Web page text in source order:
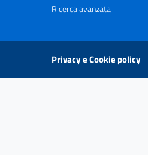
Ricerca avanzata
Privacy e Cookie policy